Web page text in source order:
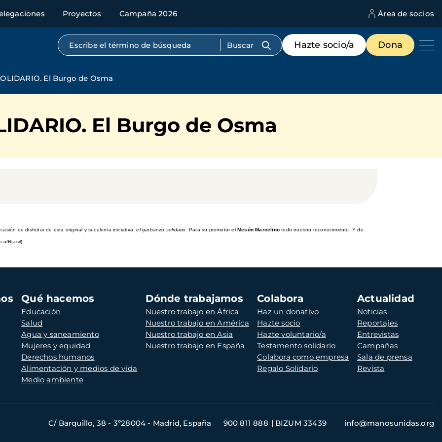
Proyectos Campaña 2026 Área de socios
Búsqueda por texto completo
Menú
de
destacados
Hazte socio/a Dona
El Burgo de Osma
El Burgo de Osma
de disfrutar de esta original y suculenta iniciativa:el garbanzo solidario . Para su promotor elMesón Marcelino todo nuestro reconocimiento. Y de
Brasil)
Qué hacemos
Educación
Salud
Agua y saneamiento
Mujeres y equidad
Derechos humanos
Alimentación y medios de vida
Medio ambiente
Dónde trabajamos
Nuestro trabajo en África
Nuestro trabajo en América
Nuestro trabajo en Asia
Nuestro trabajo en España
Colabora
Haz un donativo
Hazte socio
Hazte voluntario/a
Testamento solidario
Colabora como empresa
Regalo Solidario
Actualidad
Noticias
Reportajes
Entrevistas
Campañas
Sala de prensa
Revista
C/ Barquillo, 38 - 3º28004 - Madrid, España 900 811 888 BIZUM 33439 info@manosunidas.org